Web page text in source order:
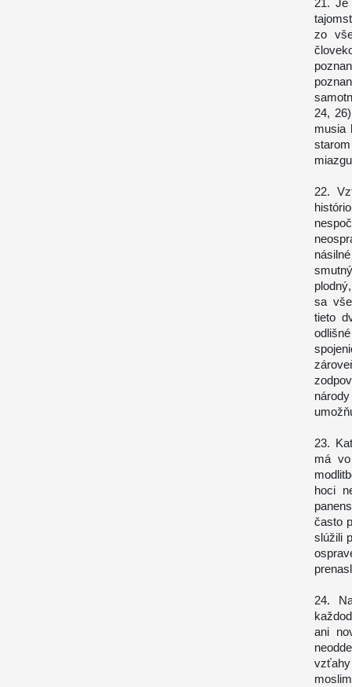
21. Je
zo
24,
musia
22.
sa
tieto
23.
má
hoci
často
slúžili
24.
ani